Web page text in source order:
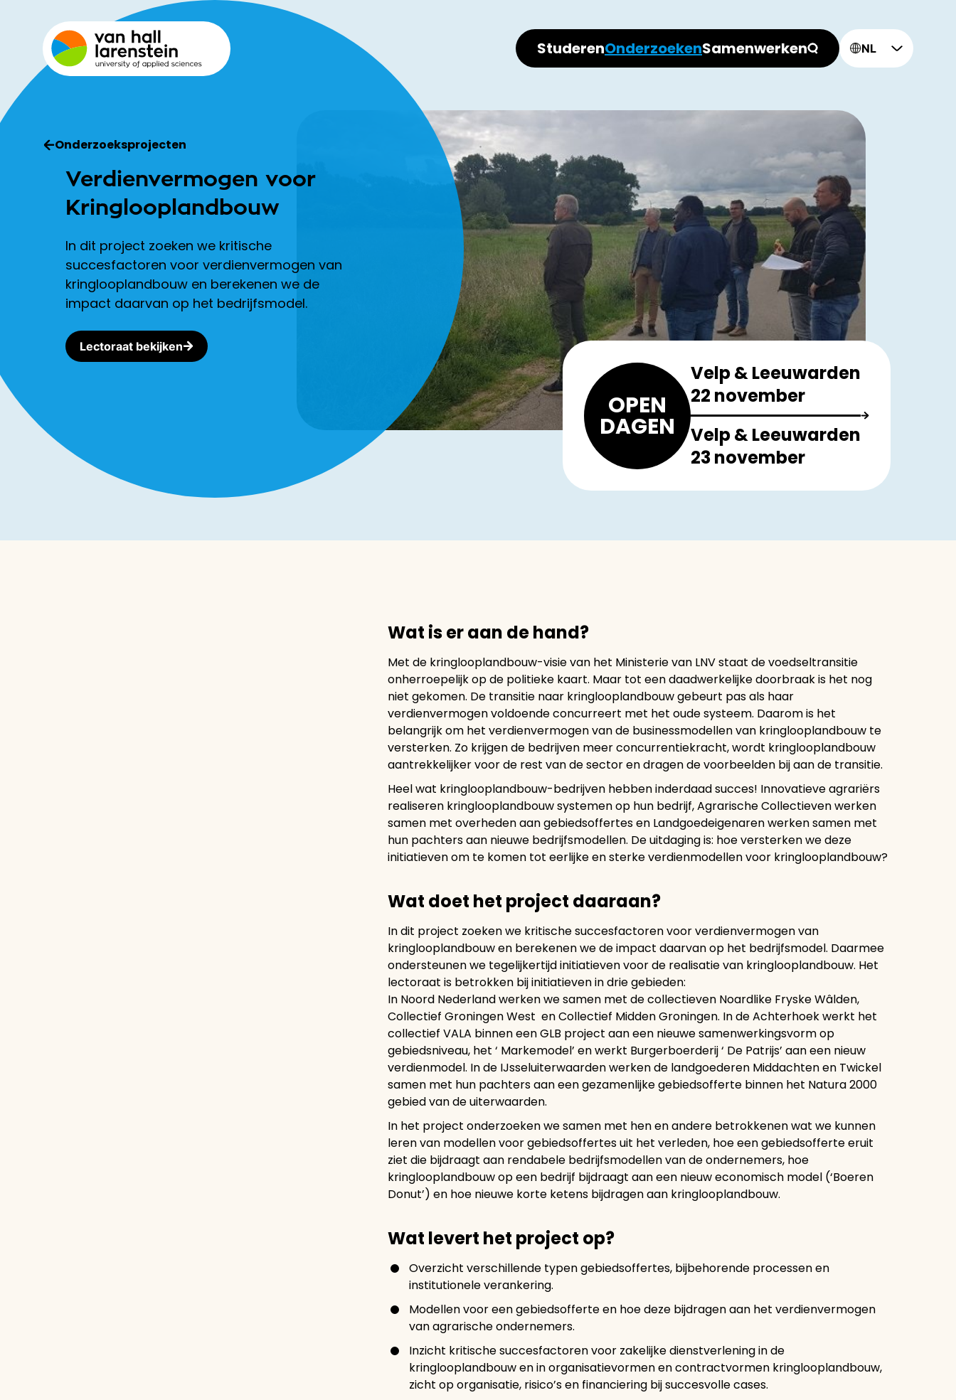
StuderenOnderzoekenSamenwerken NL
Onderzoeksprojecten
Verdienvermogen voor
Kringlooplandbouw
In dit project zoeken we kritische
succesfactoren voor verdienvermogen van
kringlooplandbouw en berekenen we de
impact daarvan op het bedrijfsmodel.
Lectoraat bekijken
OPEN
DAGEN
Velp & Leeuwarden
22 november
Velp & Leeuwarden
23 november
Wat is er aan de hand?
Met de kringlooplandbouw-visie van het Ministerie van LNV staat de voedseltransitie
onherroepelijk op de politieke kaart. Maar tot een daadwerkelijke doorbraak is het nog
niet gekomen. De transitie naar kringlooplandbouw gebeurt pas als haar
verdienvermogen voldoende concurreert met het oude systeem. Daarom is het
belangrijk om het verdienvermogen van de businessmodellen van kringlooplandbouw te
versterken. Zo krijgen de bedrijven meer concurrentiekracht, wordt kringlooplandbouw
aantrekkelijker voor de rest van de sector en dragen de voorbeelden bij aan de transitie.
Heel wat kringlooplandbouw-bedrijven hebben inderdaad succes! Innovatieve agrariërs
realiseren kringlooplandbouw systemen op hun bedrijf, Agrarische Collectieven werken
samen met overheden aan gebiedsoffertes en Landgoedeigenaren werken samen met
hun pachters aan nieuwe bedrijfsmodellen. De uitdaging is: hoe versterken we deze
initiatieven om te komen tot eerlijke en sterke verdienmodellen voor kringlooplandbouw?
Wat doet het project daaraan?
In dit project zoeken we kritische succesfactoren voor verdienvermogen van
kringlooplandbouw en berekenen we de impact daarvan op het bedrijfsmodel. Daarmee
ondersteunen we tegelijkertijd initiatieven voor de realisatie van kringlooplandbouw. Het
lectoraat is betrokken bij initiatieven in drie gebieden:
In Noord Nederland werken we samen met de collectieven Noardlike Fryske Wâlden,
Collectief Groningen West en Collectief Midden Groningen. In de Achterhoek werkt het
collectief VALA binnen een GLB project aan een nieuwe samenwerkingsvorm op
gebiedsniveau, het ‘ Markemodel’ en werkt Burgerboerderij ‘ De Patrijs’ aan een nieuw
verdienmodel. In de IJsseluiterwaarden werken de landgoederen Middachten en Twickel
samen met hun pachters aan een gezamenlijke gebiedsofferte binnen het Natura 2000
gebied van de uiterwaarden.
In het project onderzoeken we samen met hen en andere betrokkenen wat we kunnen
leren van modellen voor gebiedsoffertes uit het verleden, hoe een gebiedsofferte eruit
ziet die bijdraagt aan rendabele bedrijfsmodellen van de ondernemers, hoe
kringlooplandbouw op een bedrijf bijdraagt aan een nieuw economisch model (‘Boeren
Donut’) en hoe nieuwe korte ketens bijdragen aan kringlooplandbouw.
Wat levert het project op?
Overzicht verschillende typen gebiedsoffertes, bijbehorende processen en
institutionele verankering.
Modellen voor een gebiedsofferte en hoe deze bijdragen aan het verdienvermogen
van agrarische ondernemers.
Inzicht kritische succesfactoren voor zakelijke dienstverlening in de
kringlooplandbouw en in organisatievormen en contractvormen kringlooplandbouw,
zicht op organisatie, risico’s en financiering bij succesvolle cases.